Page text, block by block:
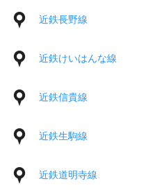
近鉄長野線
近鉄けいはんな線
近鉄信貴線
近鉄生駒線
近鉄道明寺線